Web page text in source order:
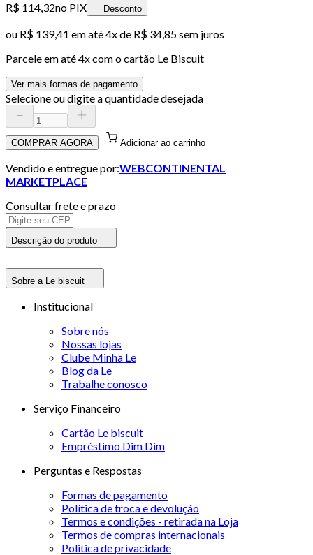
R$ 114,32no PIX Desconto
ou R$ 139,41 em até4x de R$ 34,85 sem juros
Parcele em até4x com o cartão Le Biscuit
Ver mais formas de pagamento
Selecione ou digite a quantidade desejada
COMPRAR AGORA Adicionar ao carrinho
Vendido e entregue por:WEBCONTINENTAL
MARKETPLACE
Consultar frete e prazo
Descrição do produto
Sobre a Le biscuit
Institucional
Sobre nós
Nossas lojas
Clube Minha Le
Blog da Le
Trabalhe conosco
Serviço Financeiro
Cartão Le biscuit
Empréstimo Dim Dim
Perguntas e Respostas
Formas de pagamento
Política de troca e devolução
Termos e condições - retirada na Loja
Termos de compras internacionais
Politica de privacidade